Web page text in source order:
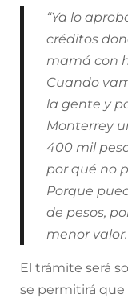
“Ya lo
créditos
mamá con
Cuando
la gente y
Monterrey
400 mil
por qué no
Porque
de pesos,
menor
El trámite será
se permitirá